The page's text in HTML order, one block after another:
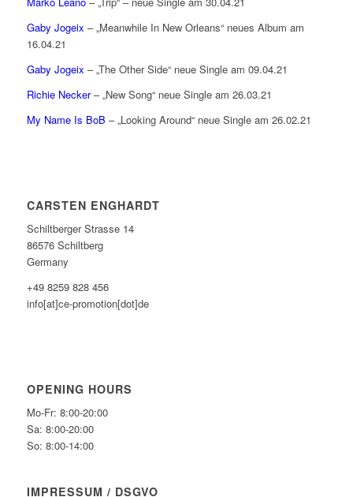
Gaby Jogeix – „Meanwhile In New Orleans“ neues Album am
16.04.21
Gaby Jogeix – „The Other Side“ neue Single am 09.04.21
Richie Necker– „New Song“ neue Single am 26.03.21
My Name Is BoB – „Looking Around“ neue Single am 26.02.21
CARSTEN ENGHARDT
Schiltberger Strasse 14
86576 Schiltberg
Germany
+49 8259 828 456
info[at]ce-promotion[dot]de
OPENING HOURS
Mo-Fr: 8:00-20:00
Sa: 8:00-20:00
So: 8:00-14:00
IMPRESSUM / DSGVO